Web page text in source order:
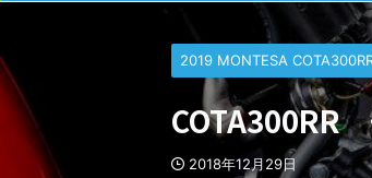
2019 MONTESA
COTA300RR
2018年12月29日